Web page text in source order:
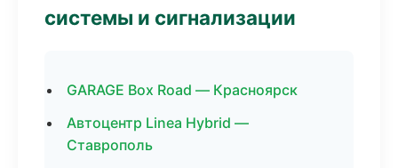
системы и сигнализации
GARAGE Box Road — Красноярск
Автоцентр Linea Hybrid —
Ставрополь